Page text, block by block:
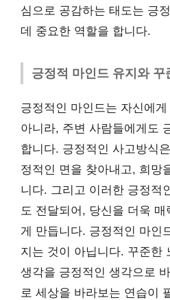
심으로 공감하는 태도는 긍
데 중요한 역할을 합니다.
긍정적 마인드 유지와 꾸
긍정적인 마인드는 자신에
아니라, 주변 사람들에게도
합니다. 긍정적인 사고방식
정적인 면을 찾아내고, 희망
니다. 그리고 이러한 긍정적
도 전달되어, 당신을 더욱 매
게 만듭니다. 긍정적인 마인
지는 것이 아닙니다. 꾸준한
생각을 긍정적인 생각으로
로 세상을 바라보는 연습이